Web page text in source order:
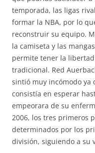
temporada, las ligas
formar la NBA, por lo
reconstruir su equipo.
la camiseta y las
permite tener la
tradicional. Red
sintió muy incómodo ya
consistía en esperar
empeorara de su
2006, los tres primeros
determinados por los
división, siguiendo a su